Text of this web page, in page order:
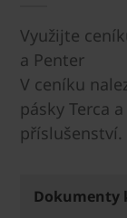
Využijte
a Penter
V ceníku
pásky Terca
příslušenství.
Dokumenty